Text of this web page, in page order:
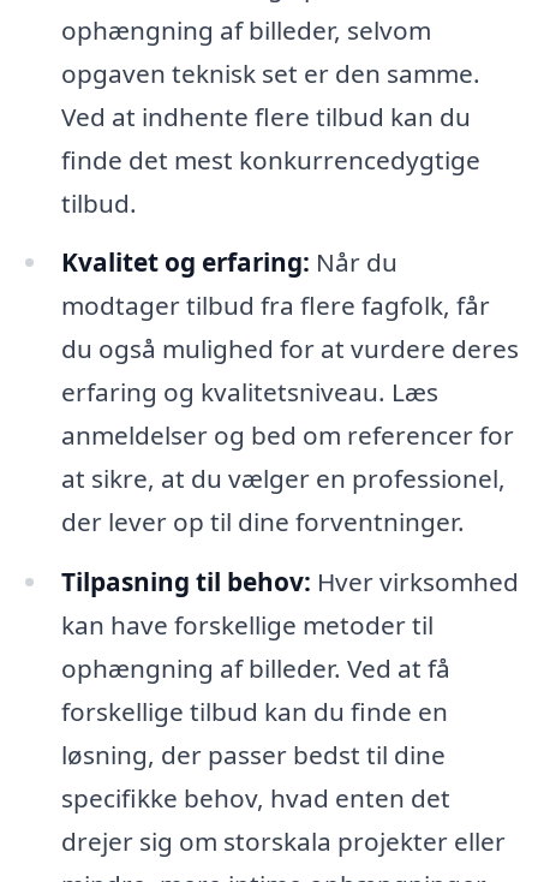
ophængning af billeder, selvom
opgaven teknisk set er den samme.
Ved at indhente flere tilbud kan du
finde det mest konkurrencedygtige
tilbud.
Kvalitet og erfaring: Når du
modtager tilbud fra flere fagfolk, får
du også mulighed for at vurdere deres
erfaring og kvalitetsniveau. Læs
anmeldelser og bed om referencer for
at sikre, at du vælger en professionel,
der lever op til dine forventninger.
Tilpasning til behov: Hver virksomhed
kan have forskellige metoder til
ophængning af billeder. Ved at få
forskellige tilbud kan du finde en
løsning, der passer bedst til dine
specifikke behov, hvad enten det
drejer sig om storskala projekter eller